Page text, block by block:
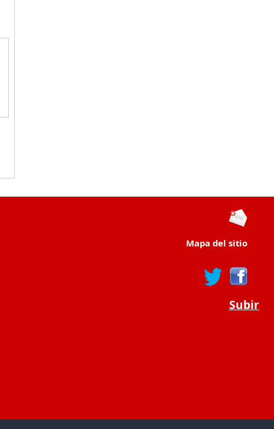
Mapa del sitio
Subir